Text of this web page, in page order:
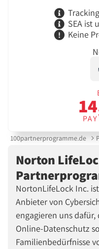
SEA ist
Keine
100partnerprogramme.de
Norton
NortonLifeLock Inc.
Anbieter von
engagieren uns
Online-Datenschutz
Familienbedürfnisse